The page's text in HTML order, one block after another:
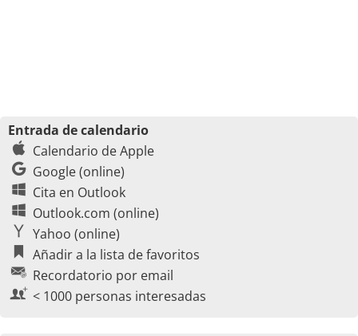
Entrada de calendario
Calendario de Apple
Google (online)
Cita en Outlook
Outlook.com (online)
Yahoo (online)
Añadir a la lista de favoritos
Recordatorio por email
< 1000 personas interesadas